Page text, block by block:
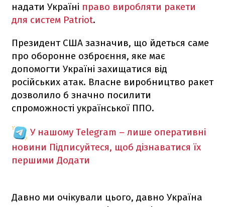
надати Україні право виробляти ракети
для систем Patriot.
Президент США зазначив, що йдеться саме
про оборонне озброєння, яке має
допомогти Україні захищатися від
російських атак. Власне виробництво ракет
дозволило б значно посилити
спроможності української ППО.
У нашому Telegram – лише оперативні
новини Підписуйтеся, щоб дізнаватися їх
першими Додати
Давно ми очікували цього, давно Україна